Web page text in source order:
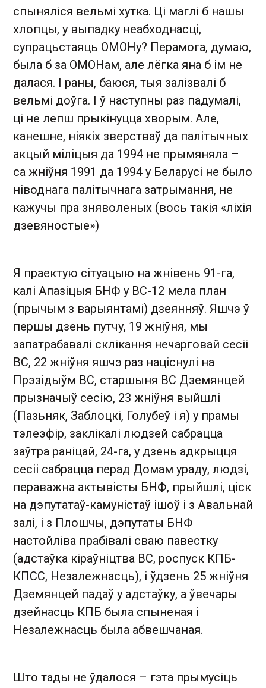
спыняліся вельмі хутка. Ці маглі б нашы
хлопцы, у выпадку неабходнасці,
супрацьстаяць ОМОНу? Перамога, думаю,
была б за ОМОНам, але лёгка яна б ім не
далася. І раны, баюся, тыя залізвалі б
вельмі доўга. І ў наступны раз падумалі,
ці не лепш прыкінуцца хворым. Але,
канешне, ніякіх зверстваў да палітычных
акцый міліцыя да 1994 не прымяняла –
са жніўня 1991 да 1994 у Беларусі не было
ніводнага палітычнага затрымання, не
кажучы пра зняволеных (вось такія «ліхія
дзевяностые»)
Я праектую сітуацыю на жнівень 91-га,
калі Апазіцыя БНФ у ВС-12 мела план
(прычым з варыянтамі) дзеянняў. Яшчэ ў
першы дзень путчу, 19 жніўня, мы
запатрабавалі склікання нечарговай сесіі
ВС, 22 жніўня яшчэ раз націснулі на
Прэзідыўм ВС, старшыня ВС Дземянцей
прызначыў сесію, 23 жніўня выйшлі
(Пазьняк, Заблоцкі, Голубеў і я) у прамы
тэлеэфір, заклікалі людзей сабрацца
заўтра раніцай, 24-га, у дзень адкрыцця
сесіі сабрацца перад Домам ураду, людзі,
пераважна актывісты БНФ, прыйшлі, ціск
на дэпутатаў-камуністаў ішоў і з Авальнай
залі, і з Плошчы, дэпутаты БНФ
настойліва прабівалі сваю павестку
(адстаўка кіраўніцтва ВС, роспуск КПБ-
КПСС, Незалежнасць), і ўдзень 25 жніўня
Дземянцей падаў у адстаўку, а ўвечары
дзейнасць КПБ была спыненая і
Незалежнасць была абвешчаная.
Што тады не ўдалося – гэта прымусіць